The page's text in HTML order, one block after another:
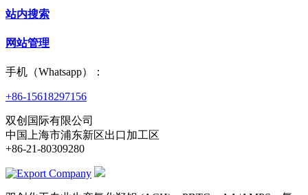
站内搜索
网站管理
手机（Whatsapp）：
+86-15618297156
双创国际有限公司
中国上海市浦东新区出口加工区
+86-21-80309280